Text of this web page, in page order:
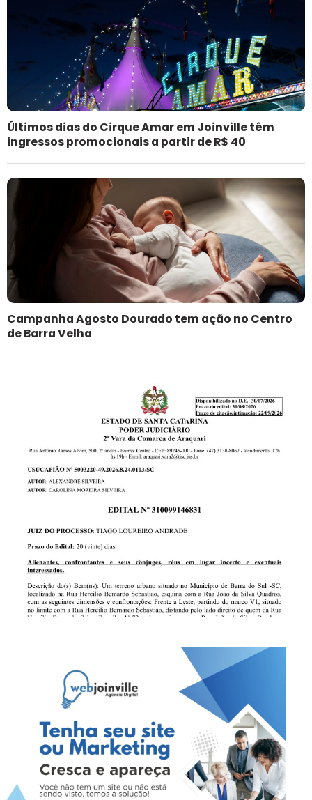
Últimos dias do Cirque Amar em Joinville têm
ingressos promocionais a partir de R$ 40
Campanha Agosto Dourado tem ação no Centro
de Barra Velha